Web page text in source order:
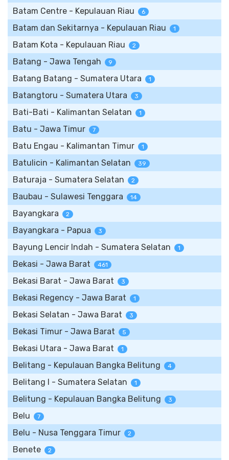
Batam Centre - Kepulauan Riau 6
Batam dan Sekitarnya - Kepulauan Riau 1
Batam Kota - Kepulauan Riau 2
Batang - Jawa Tengah 9
Batang Batang - Sumatera Utara 1
Batangtoru - Sumatera Utara 3
Bati-Bati - Kalimantan Selatan 1
Batu - Jawa Timur 7
Batu Engau - Kalimantan Timur 1
Batulicin - Kalimantan Selatan 39
Baturaja - Sumatera Selatan 2
Baubau - Sulawesi Tenggara 14
Bayangkara 2
Bayangkara - Papua 3
Bayung Lencir Indah - Sumatera Selatan 1
Bekasi - Jawa Barat 461
Bekasi Barat - Jawa Barat 3
Bekasi Regency - Jawa Barat 1
Bekasi Selatan - Jawa Barat 3
Bekasi Timur - Jawa Barat 5
Bekasi Utara - Jawa Barat 1
Belitang - Kepulauan Bangka Belitung 4
Belitang I - Sumatera Selatan 1
Belitung - Kepulauan Bangka Belitung 3
Belu 7
Belu - Nusa Tenggara Timur 2
Benete 2